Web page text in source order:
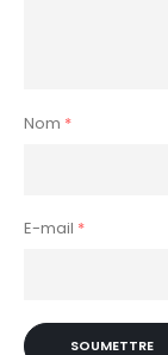
Nom *
E-mail *